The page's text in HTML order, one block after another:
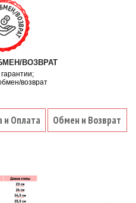
ВОЗВРАТ
возврат
и Оплата Обмен и Возврат